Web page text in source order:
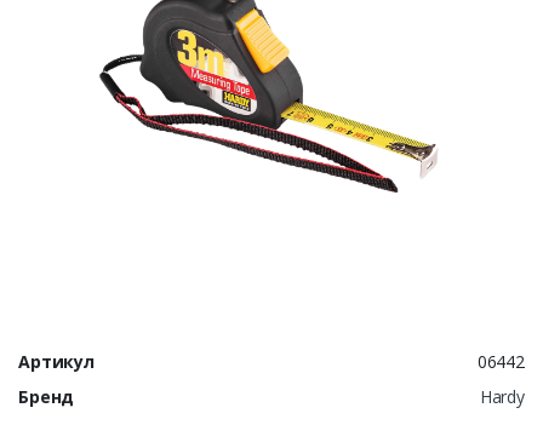
Артикул
06442
Бренд
Hardy